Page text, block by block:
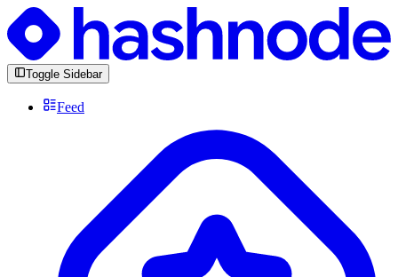
Toggle Sidebar
Feed